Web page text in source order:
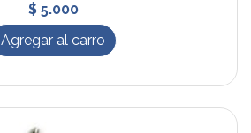
$ 5.000
Agregar al carro